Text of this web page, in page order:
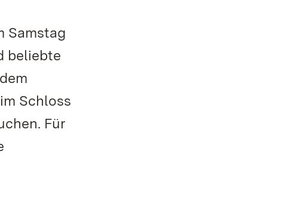
Samstag
beliebte
Schloss
Für